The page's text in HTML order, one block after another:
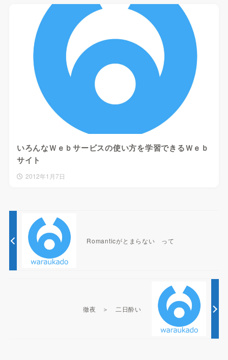
いろんなＷｅｂサービスの使い方を学習できるＷｅｂ
サイト
2012年1月7日
Romanticがとまらない って
徹夜 ＞ 二日酔い